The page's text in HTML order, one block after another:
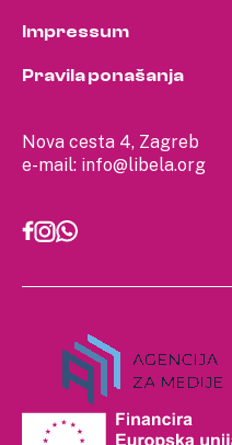
Nova cesta 4, Zagreb
e-mail: info@libela.org
Impressum
Pravila ponašanja